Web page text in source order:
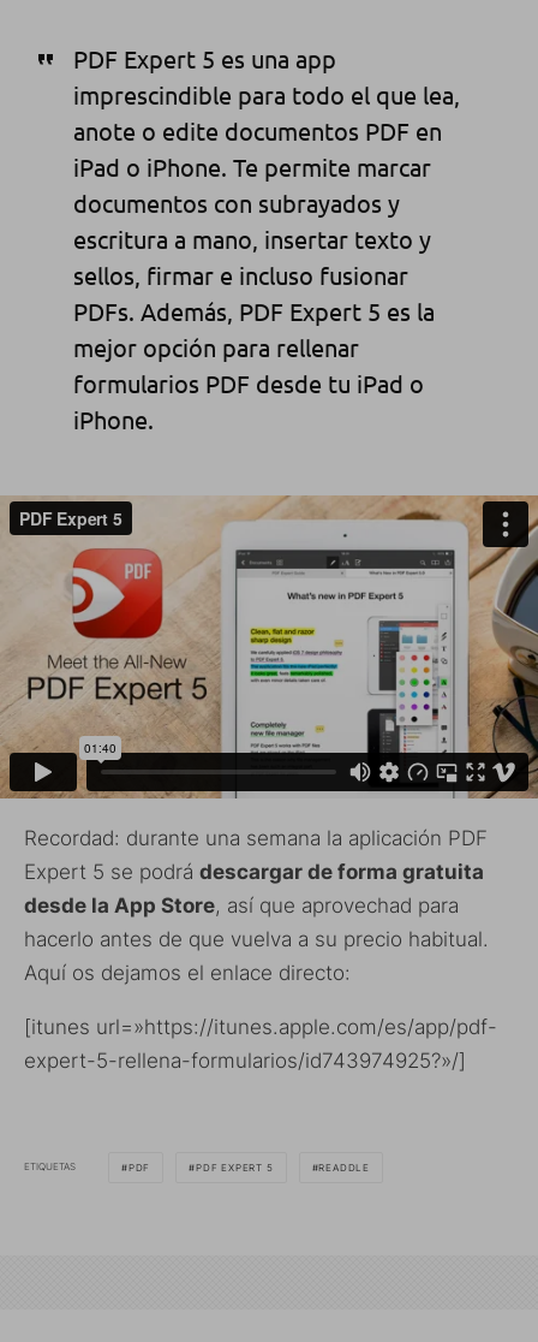
PDF Expert 5 es una app
imprescindible para todo el que lea,
anote o edite documentos PDF en
iPad o iPhone. Te permite marcar
documentos con subrayados y
escritura a mano, insertar texto y
sellos, firmar e incluso fusionar
PDFs. Además, PDF Expert 5 es la
mejor opción para rellenar
formularios PDF desde tu iPad o
iPhone.
Recordad: durante una semana la aplicación PDF
Expert 5 se podrá descargar de forma gratuita
desde la App Store, así que aprovechad para
hacerlo antes de que vuelva a su precio habitual.
Aquí os dejamos el enlace directo:
[itunes url=»https://itunes.apple.com/es/app/pdf-
expert-5-rellena-formularios/id743974925?»/]
ETIQUETAS PDF PDF EXPERT 5 READDLE